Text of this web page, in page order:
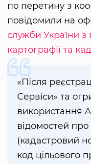
по перетину з
повідомили на
служби України з
картографії та
«Після
Сервіси» та
використання
відомостей
(кадастровий
код цільового